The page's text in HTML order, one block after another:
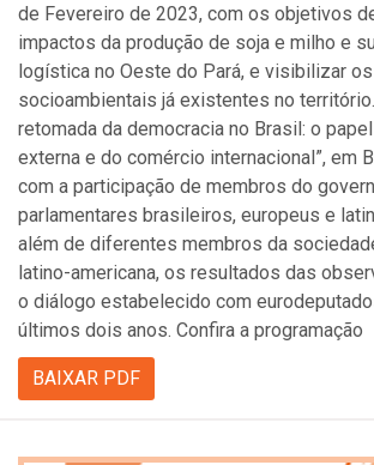
de Fevereiro de 2023, com os objetivos
impactos da produção de soja e milho e
logística no Oeste do Pará, e visibilizar
socioambientais já existentes no território.
retomada da democracia no Brasil: o
externa e do comércio internacional”, em
com a participação de membros do
parlamentares brasileiros, europeus e
além de diferentes membros da
latino-americana, os resultados das
o diálogo estabelecido com
últimos dois anos. Confira a programação
BAIXAR PDF